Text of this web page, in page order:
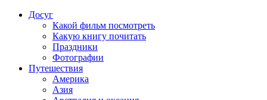
Досуг
Какой фильм посмотреть
Какую книгу почитать
Праздники
Фотографии
Путешествия
Америка
Азия